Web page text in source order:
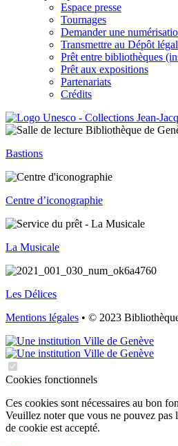
Espace presse
Tournages
Demander une
Transmettre au Dépôt légal
Prêt entre bibliothèques
Prêt aux expositions
Partenariats
Crédits
Bastions
Centre d’iconographie
La Musicale
Les Délices
Mentions légales • © 2023
Cookies fonctionnels
Ces cookies sont nécessaires au bon
Veuillez noter que vous ne pouvez pas
de cookie est accepté.